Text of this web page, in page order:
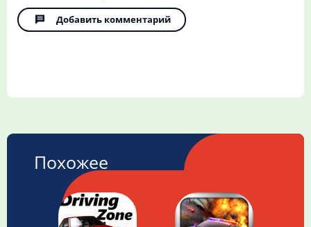
Добавить комментарий
Похожее